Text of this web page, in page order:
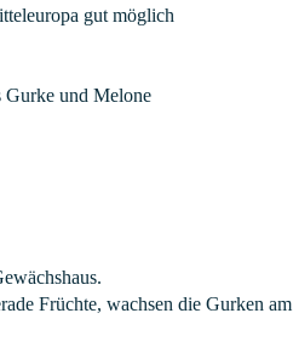
gut möglich
Gurke und Melone
Früchte, wachsen die Gurken am